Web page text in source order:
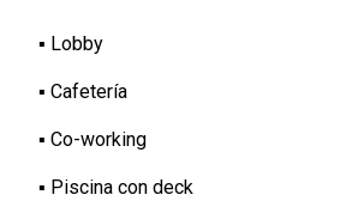
▪️ Lobby
▪️ Cafetería
▪️ Co-working
▪️ Piscina con deck